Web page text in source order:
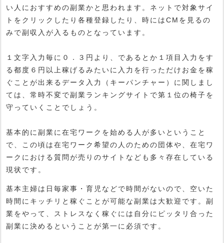
い人におすすめの副業かと思われます。ネットで対象サイ
トをクリックしたり各種登録したり、時にはCMを見るの
みで副収入が入るものとなっています。
１文字入力毎に０．３円より、であるとか１項目入力をす
る都度６円以上稼げるみたいに入力を行っただけお金を稼
ぐことが出来るデータ入力（キーパンチャー）に関しまし
ては、常時不変で副業ランキングサイトで第１位の椅子を
守っていくことでしょう。
基本的に副業に在宅ワークを始める人が多いということ
で、この頃は在宅ワーク希望の人のための団体や、在宅ワ
ークにおける質問が売りのサイトなども多々存在している
現状です。
基本主婦は日毎家事・育児などで時間がないので、空いた
時間にキッチリと稼ぐことが可能な副業は大歓迎です。副
業をやって、ストレスなく稼ぐには自分にピッタリ合った
副業に決めるということが第一に必須です。